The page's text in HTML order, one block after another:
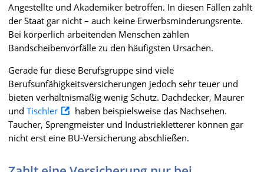
Angestellte und Akademiker betroffen. In diesen Fällen zahlt
der Staat gar nicht – auch keine Erwerbsminderungsrente.
Bei körperlich arbeitenden Menschen zählen
Bandscheibenvorfälle zu den häufigsten Ursachen.
Gerade für diese Berufsgruppe sind viele
Berufsunfähigkeitsversicherungen jedoch sehr teuer und
bieten verhältnismäßig wenig Schutz. Dachdecker, Maurer
und Tischler
haben beispielsweise das Nachsehen.
Taucher, Sprengmeister und Industriekletterer können gar
nicht erst eine BU-Versicherung abschließen.